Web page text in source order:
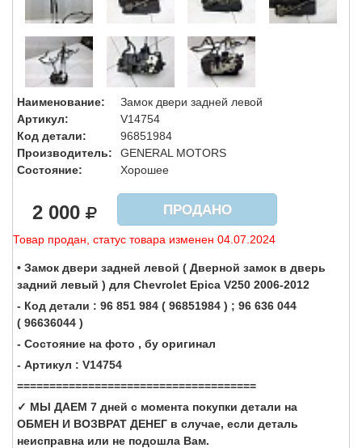
Наименование:
Замок двери задней левой
Артикул:
V14754
Код детали:
96851984
Производитель:
GENERAL MOTORS
Состояние:
Хорошее
2 000 ПРОДАНО
Товар продан, статус товара изменен 04.07.2024
• Замок двери задней левой ( Дверной замок в дверь
задний левый ) для Chevrolet Epica V250 2006-2012
- Код детали : 96 851 984 ( 96851984 ) ; 96 636 044
( 96636044 )
- Состояние на фото , бу оригинал
- Артикул : V14754
=====================================
✓ МЫ ДАЕМ 7 дней с момента покупки детали на
ОБМЕН И ВОЗВРАТ ДЕНЕГ в случае, если деталь
неисправна или не подошла Вам.